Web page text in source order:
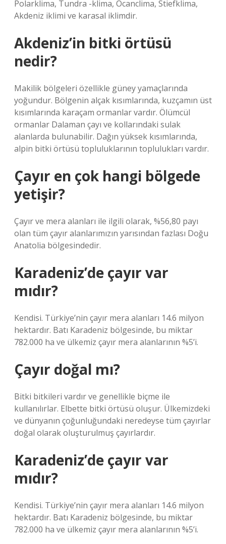
Polarklima, Tundra -klima, Ocanclima, Stiefklima,
Akdeniz iklimi ve karasal iklimdir.
Akdeniz’in bitki örtüsü
nedir?
Makilik bölgeleri özellikle güney yamaçlarında
yoğundur. Bölgenin alçak kısımlarında, kuzçamın üst
kısımlarında karaçam ormanlar vardır. Ölümcül
ormanlar Dalaman çayı ve kollarındaki sulak
alanlarda bulunabilir. Dağın yüksek kısımlarında,
alpin bitki örtüsü topluluklarının toplulukları vardır.
Çayır en çok hangi bölgede
yetişir?
Çayır ve mera alanları ile ilgili olarak, %56,80 payı
olan tüm çayır alanlarımızın yarısından fazlası Doğu
Anatolia bölgesindedir.
Karadeniz’de çayır var
mıdır?
Kendisi. Türkiye’nin çayır mera alanları 14.6 milyon
hektardır. Batı Karadeniz bölgesinde, bu miktar
782.000 ha ve ülkemiz çayır mera alanlarının %5’i.
Çayır doğal mı?
Bitki bitkileri vardır ve genellikle biçme ile
kullanılırlar. Elbette bitki örtüsü oluşur. Ülkemizdeki
ve dünyanın çoğunluğundaki neredeyse tüm çayırlar
doğal olarak oluşturulmuş çayırlardır.
Karadeniz’de çayır var
mıdır?
Kendisi. Türkiye’nin çayır mera alanları 14.6 milyon
hektardır. Batı Karadeniz bölgesinde, bu miktar
782.000 ha ve ülkemiz çayır mera alanlarının %5’i.